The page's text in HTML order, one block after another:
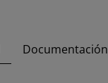
Documentación